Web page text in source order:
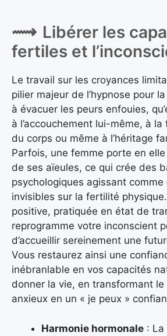
Libérer les
fertiles et
Le travail sur les croyances
pilier majeur de l’hypnose pour
à évacuer les peurs enfouies,
à l’accouchement lui-même, à
du corps ou même à l’héritage
Parfois, une femme porte en elle
de ses aïeules, ce qui crée des
psychologiques agissant comme
invisibles sur la fertilité
positive, pratiquée en état de
reprogramme votre inconscient
d’accueillir sereinement une
Vous restaurez ainsi une
inébranlable en vos capacités
donner la vie, en transformant le
anxieux en un « je peux »
Harmonie hormonale : La